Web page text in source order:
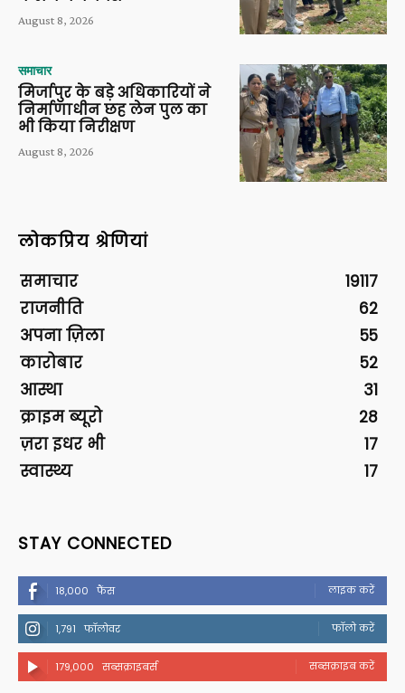
August 8, 2026
समाचार
मिर्जापुर के बड़े अधिकारियों ने
निर्माणाधीन छह लेन पुल का
भी किया निरीक्षण
August 8, 2026
लोकप्रिय श्रेणियां
समाचार
19117
राजनीति
62
अपना ज़िला
55
कारोबार
52
आस्था
31
क्राइम ब्यूरो
28
ज़रा इधर भी
17
स्वास्थ्य
17
STAY CONNECTED
18,000 फैंस लाइक करें
1,791 फॉलोवर फॉलो करें
179,000 सब्सक्राइबर्स सब्सक्राइब करें